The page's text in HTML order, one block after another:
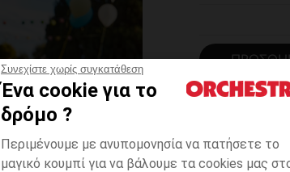
Συνεχίστε χωρίς συγκατάθεση
Ένα cookie για το
δρόμο ?
Περιμένουμε με ανυπομονησία να πατήσετε το
μαγικό κουμπί για να βάλουμε τα cookies μας